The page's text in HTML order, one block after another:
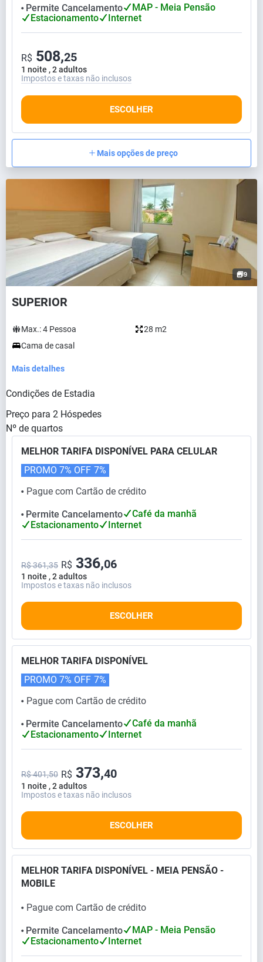
⬤ Permite Cancelamento
MAP - Meia Pensão
Estacionamento
Internet
1 noite , 2 adultos
R$ 508,25
Impostos e taxas não inclusos
ESCOLHER
Mais opções de preço
9
SUPERIOR
Max.:4 Pessoa
28 m2
Cama de casal
Mais detalhes
Condições de Estadia
Preço para 2 Hóspedes
Nº de quartos
MELHOR TARIFA DISPONÍVEL PARA CELULAR
⬤ Pague com Cartão de crédito
PROMO 7% OFF 7%
⬤ Permite Cancelamento
Café da manhã
Estacionamento
Internet
1 noite , 2 adultos
R$ 361,35 R$ 336,06
Impostos e taxas não inclusos
ESCOLHER
MELHOR TARIFA DISPONÍVEL
⬤ Pague com Cartão de crédito
PROMO 7% OFF 7%
⬤ Permite Cancelamento
Café da manhã
Estacionamento
Internet
1 noite , 2 adultos
R$ 401,50 R$ 373,40
Impostos e taxas não inclusos
ESCOLHER
MELHOR TARIFA DISPONÍVEL - MEIA PENSÃO -
MOBILE
⬤ Pague com Cartão de crédito
⬤ Permite Cancelamento
MAP - Meia Pensão
Estacionamento
Internet